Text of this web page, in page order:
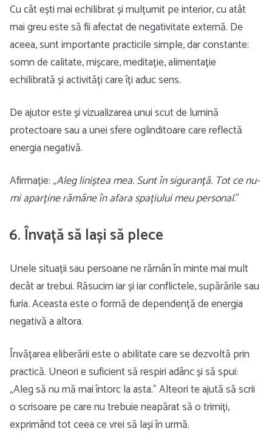
Cu cât ești mai echilibrat și mulțumit pe interior, cu atât
mai greu este să fii afectat de negativitate externă. De
aceea, sunt importante practicile simple, dar constante:
somn de calitate, mișcare, meditație, alimentație
echilibrată și activități care îți aduc sens.
De ajutor este și vizualizarea unui scut de lumină
protectoare sau a unei sfere oglinditoare care reflectă
energia negativă.
Afirmație: „Aleg liniștea mea. Sunt în siguranță. Tot ce nu-
mi aparține rămâne în afara spațiului meu personal.”
6. Învață să lași să plece
Unele situații sau persoane ne rămân în minte mai mult
decât ar trebui. Răsucim iar și iar conflictele, supărările sau
furia. Aceasta este o formă de dependență de energia
negativă a altora.
Învățarea eliberării este o abilitate care se dezvoltă prin
practică. Uneori e suficient să respiri adânc și să spui:
„Aleg să nu mă mai întorc la asta.” Alteori te ajută să scrii
o scrisoare pe care nu trebuie neapărat să o trimiți,
exprimând tot ceea ce vrei să lași în urmă.